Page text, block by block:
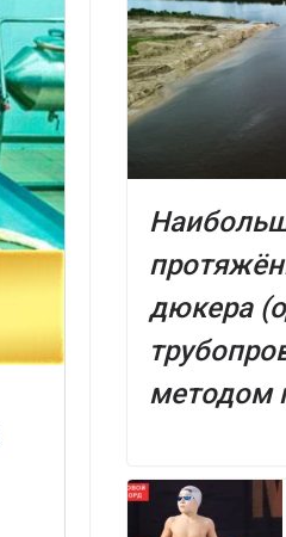
дюкера
методом